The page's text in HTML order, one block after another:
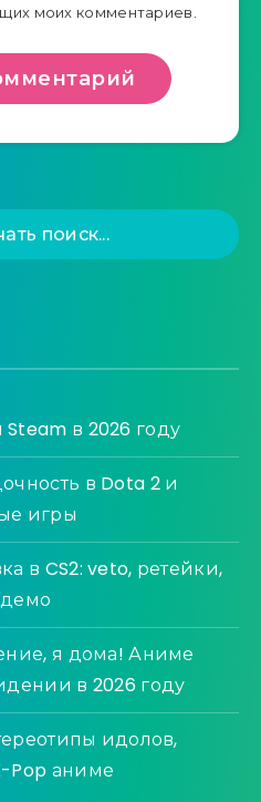
моих комментариев.
в 2026 году
в Dota 2 и
игры
в CS2: veto, ретейки,
я дома! Аниме
в 2026 году
идолов,
Pop аниме